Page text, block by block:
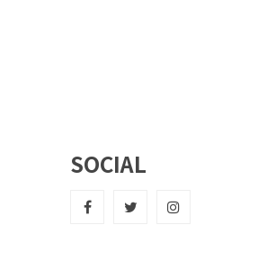
SOCIAL